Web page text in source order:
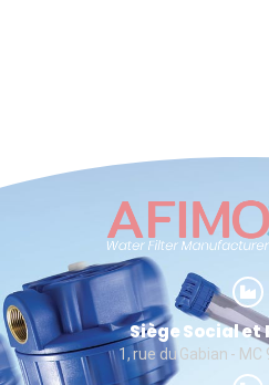
Siège Social
1, rue du Gabian - MC